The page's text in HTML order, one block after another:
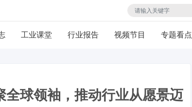
工业课堂 行业报告 视频节目 专题看点
全球领袖，推动行业从愿景迈